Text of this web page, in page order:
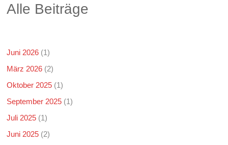
Alle Beiträge
Juni 2026 (1)
März 2026 (2)
Oktober 2025 (1)
September 2025 (1)
Juli 2025 (1)
Juni 2025 (2)